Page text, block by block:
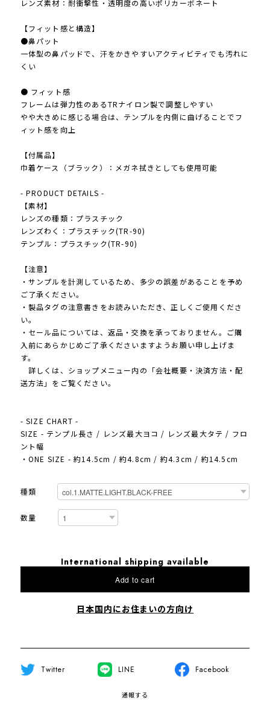
レンズ素材：耐衝撃性・透明度の高いポリカーボネート
【フィット感と構造】
●鼻パット
一体型の鼻パッドで、汗をかきやすいアクティビティでも汚れに
くい
● フィット感
フレームは弾力性のあるTRナイロン製で調整しやすい
やや大きめに感じる場合は、テンプルを内側に曲げることでフ
ィット感を向上
【付属品】
巾着ケース（ブラック）：メガネ拭きとしても使用可能
- PRODUCT DETAILS -
【素材】
レンズの種類：プラスチック
レンズわく：プラスチック(TR-90)
テンプル：プラスチック(TR-90)
【注意】
・サンプルを計測しているため、多少の誤差があることを予め
ご了承ください。
・製品タグの注意書きをお読みいただき、正しくご使用くださ
い。
・セール品については、返品・交換を承っておりません。ご購
入前にあらかじめご了承くださいますようお願い申し上げま
す。
詳しくは、ショップメニュー内の「会社概要・決済方法・配
送方法」をご覧ください。
- SIZE CHART -
SIZE - テンプル長さ / レンズ最大ヨコ / レンズ最大タテ / フロ
ント幅
・ONE SIZE - 約14.5cm / 約4.8cm / 約4.3cm / 約14.5cm
種類
数量
International shipping available
Add to cart
日本国内にお住まいの方向け
Twitter LINE Facebook
通報する